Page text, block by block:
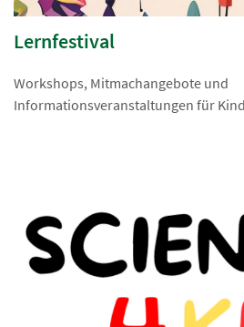
Lernfestival
Workshops, Mitmachangebote und
Informationsveranstaltungen für